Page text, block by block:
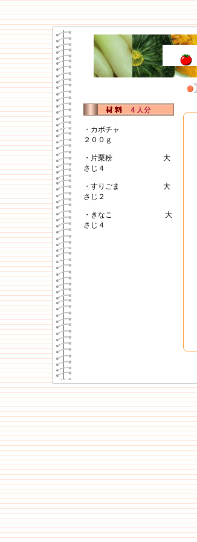
・カボチャ
２００ｇ
・片栗粉 大
さじ４
・すりごま 大
さじ２
・きなこ 大
さじ４